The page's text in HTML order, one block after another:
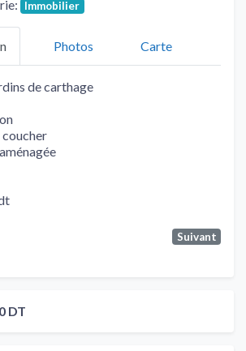
Immobilier
Photos Carte
de carthage
Suivant
DT